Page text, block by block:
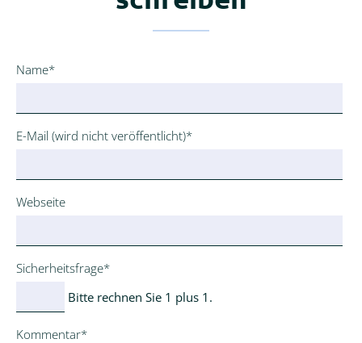
Pflichtfeld
Name*
Pflichtfeld
E-Mail (wird nicht veröffentlicht)*
Webseite
Pflichtfeld
Sicherheitsfrage*
Bitte rechnen Sie 1 plus 1.
Pflichtfeld
Kommentar*